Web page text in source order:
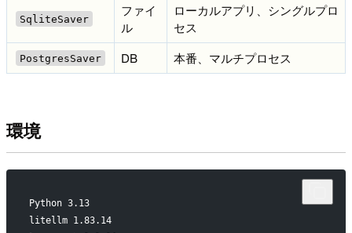
SqliteSaver
ファイ
ル
ローカルアプリ、シングルプロ
セス
PostgresSaver DB 本番、マルチプロセス
環境
Python 3.13
litellm 1.83.14